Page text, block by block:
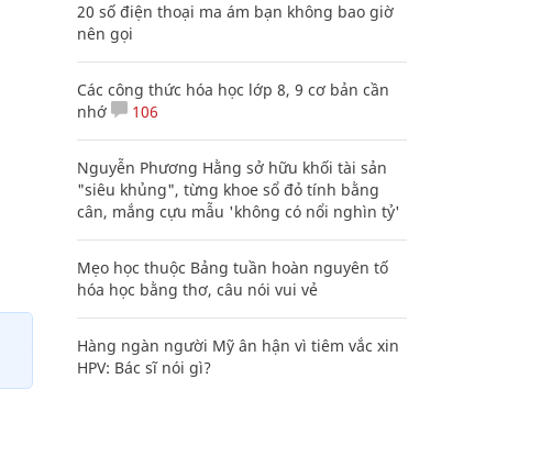
20 số điện thoại ma ám bạn không bao giờ
nên gọi
Các công thức hóa học lớp 8, 9 cơ bản cần
nhớ
106
Nguyễn Phương Hằng sở hữu khối tài sản
"siêu khủng", từng khoe sổ đỏ tính bằng
cân, mắng cựu mẫu 'không có nổi nghìn tỷ'
Mẹo học thuộc Bảng tuần hoàn nguyên tố
hóa học bằng thơ, câu nói vui vẻ
Hàng ngàn người Mỹ ân hận vì tiêm vắc xin
HPV: Bác sĩ nói gì?